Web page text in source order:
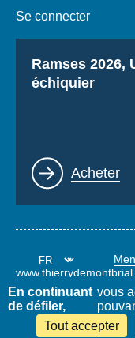
Se connecter
Titre
Ramses 2026,
échiquier
Lien
Acheter
En continuant
de défiler,
vous
Tout accepter